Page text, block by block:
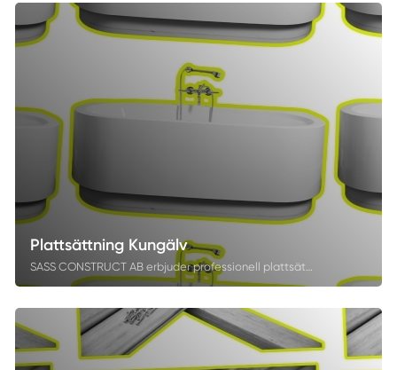
Plattsättning Kungälv